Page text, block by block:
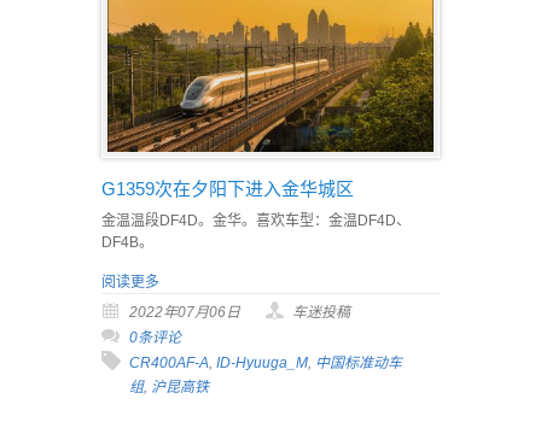
G1359次在夕阳下进入金华城区
金温温段DF4D。金华。喜欢车型：金温DF4D、
DF4B。
阅读更多
2022年07月06日
车迷投稿
0条评论
CR400AF-A, ID-Hyuuga_M, 中国标准动车
组, 沪昆高铁